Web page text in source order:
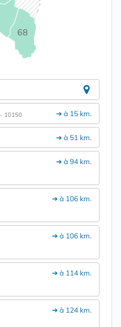
68
➔ à 15 km.
- 10150
➔ à 51 km.
➔ à 94 km.
➔ à 106 km.
➔ à 106 km.
➔ à 114 km.
➔ à 124 km.